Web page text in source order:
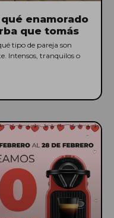
enamorado
que tomás
tipo de pareja son
Intensos, tranquilos o